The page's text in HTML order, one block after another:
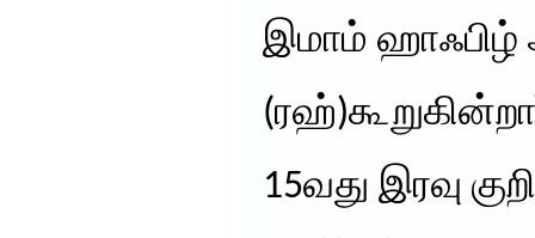
இமாம் ஹாஃபிழ்
15வது இரவு